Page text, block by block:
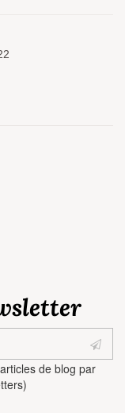
de blog par